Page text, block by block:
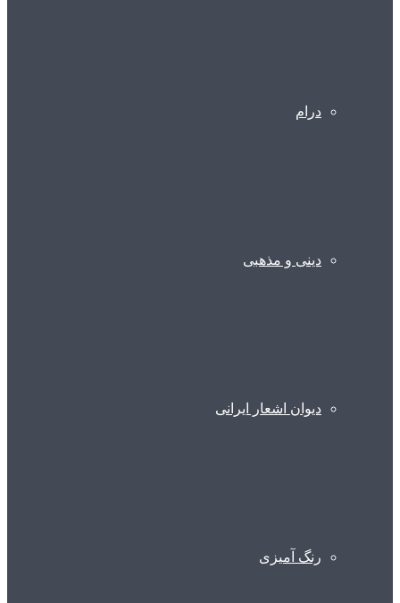
درام
دینی و مذهبی
دیوان اشعار ایرانی
رنگ آمیزی